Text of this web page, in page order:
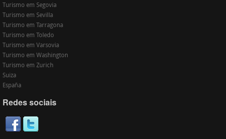
Turismo em Segovia
Turismo em Sevilla
Turismo em Tarragona
Turismo em Toledo
Turismo em Varsovia
Turismo em Washington
Turismo em Zurich
Suiza
España
Redes sociais